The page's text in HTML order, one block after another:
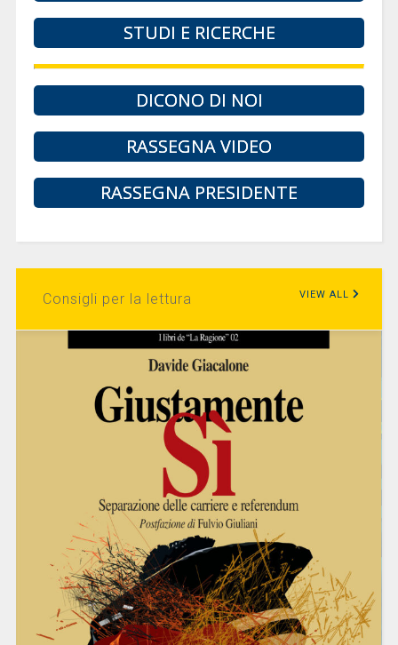
STUDI E RICERCHE
DICONO DI NOI
RASSEGNA VIDEO
RASSEGNA PRESIDENTE
Consigli per la lettura VIEW ALL